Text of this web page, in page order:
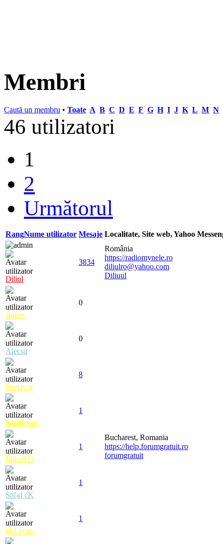
Membri
Caută un membru • Toate A B C D E F G H I J K L M N
46 utilizatori
1
2
Următorul
RangNume utilizator Mesaje Localitate, Site web, Yahoo
Diliul
3834
România
https://radiomynele.ro
diliulro@yahoo.com
Diliuul
sniker
0
Alecsu
0
Survivor
8
mindfreak.
1
MihaiFG
1
Bucharest, Romania
https://help.forumgratuit.ro
forumgratuit
Sn[a] cK
1
eLLectro.
1